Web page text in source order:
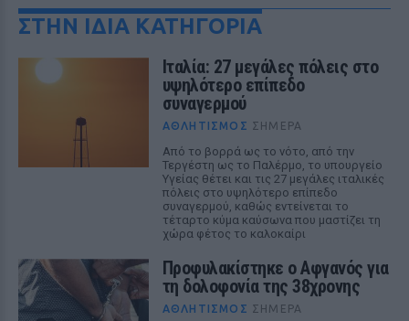
ΣΤΗΝ ΙΔΙΑ ΚΑΤΗΓΟΡΙΑ
Ιταλία: 27 μεγάλες πόλεις στο
υψηλότερο επίπεδο
συναγερμού
ΑΘΛΗΤΙΣΜΌΣ ΣΉΜΕΡΑ
Από το βορρά ως το νότο, από την
Τεργέστη ως το Παλέρμο, το υπουργείο
Υγείας θέτει και τις 27 μεγάλες ιταλικές
πόλεις στο υψηλότερο επίπεδο
συναγερμού, καθώς εντείνεται το
τέταρτο κύμα καύσωνα που μαστίζει τη
χώρα φέτος το καλοκαίρι
Προφυλακίστηκε ο Αφγανός για
τη δολοφονία της 38χρονης
ΑΘΛΗΤΙΣΜΌΣ ΣΉΜΕΡΑ